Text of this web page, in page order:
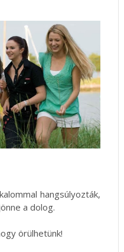
hangsúlyozták,
a dolog.
örülhetünk!